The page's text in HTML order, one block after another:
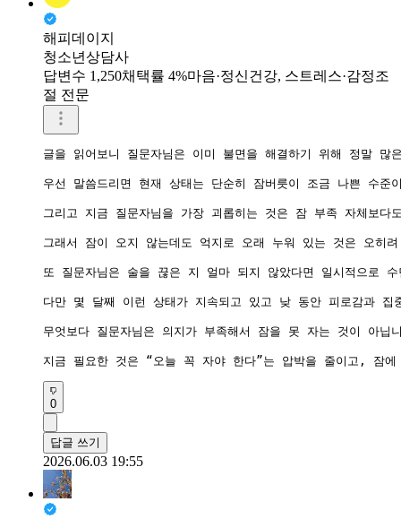
해피데이지
청소년상담사
답변수 1,250채택률 4%마음·정신건강, 스트레스·감정조
절 전문
글을 읽어보니 질문자님은 이미 불면을 해결하기 위해 정말
우선 말씀드리면 현재 상태는 단순히 잠버릇이 조금 나쁜 수
그리고 지금 질문자님을 가장 괴롭히는 것은 잠 부족 자체보
그래서 잠이 오지 않는데도 억지로 오래 누워 있는 것은 오
또 질문자님은 술을 끊은 지 얼마 되지 않았다면 일시적으로
다만 몇 달째 이런 상태가 지속되고 있고 낮 동안 피로감과 집
무엇보다 질문자님은 의지가 부족해서 잠을 못 자는 것이 아
지금 필요한 것은 “오늘 꼭 자야 한다”는 압박을 줄이고, 잠
0
답글 쓰기
2026.06.03 19:55